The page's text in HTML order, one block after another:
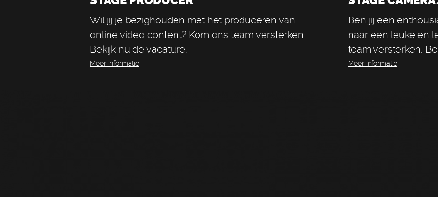
Wil jij je bezighouden met het produceren van
online video content? Kom ons team versterken.
Bekijk nu de vacature.
Meer informatie
Ben jij een
naar een leuke en
team versterken.
Meer informatie